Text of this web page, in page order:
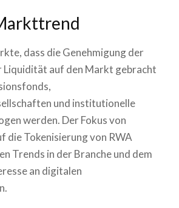
dass die Genehmigung der
Liquidität auf den Markt gebracht
und institutionelle
werden. Der Fokus von
die Tokenisierung von RWA
Trends in der Branche und dem
an digitalen